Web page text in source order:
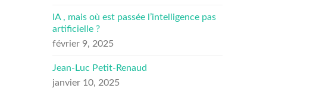
IA , mais où est passée l’intelligence pas
artificielle ?
février 9, 2025
Jean-Luc Petit-Renaud
janvier 10, 2025